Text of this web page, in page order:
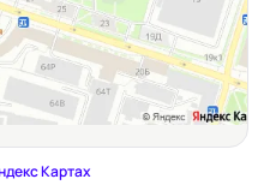
Картах